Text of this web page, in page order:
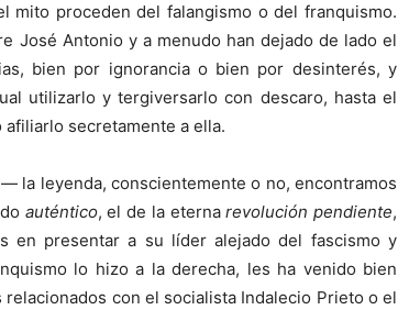
mito proceden del falangismo o del franquismo.
José Antonio y a menudo han dejado de lado el
bien por ignorancia o bien por desinterés, y
utilizarlo y tergiversarlo con descaro, hasta el
secretamente a ella.
la leyenda, conscientemente o no, encontramos
auténtico, el de la eternarevolución pendiente,
en presentar a su líder alejado del fascismo y
lo hizo a la derecha, les ha venido bien
con el socialista Indalecio Prieto o el